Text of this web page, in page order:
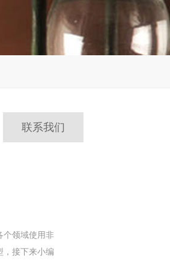
联系我们
领域使用非
，接下来小编